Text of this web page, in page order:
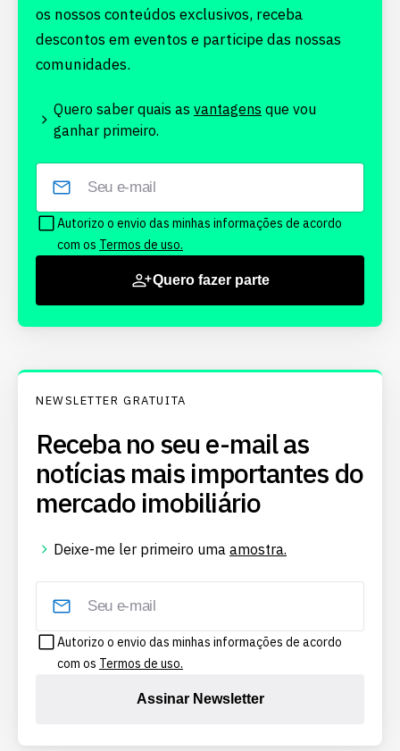
os nossos conteúdos exclusivos, receba
descontos em eventos e participe das nossas
comunidades.
Quero saber quais as vantagens que vou
ganhar primeiro.
Autorizo o envio das minhas informações de acordo
com os Termos de uso.
Quero fazer parte
NEWSLETTER GRATUITA
Receba no seu e-mail as
notícias mais importantes do
mercado imobiliário
Deixe-me ler primeiro uma amostra.
Autorizo o envio das minhas informações de acordo
com os Termos de uso.
Assinar Newsletter